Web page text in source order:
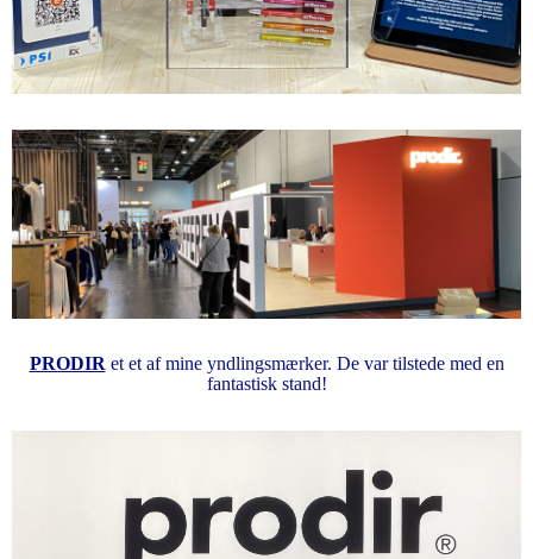
PRODIR et et af mine yndlingsmærker. De var tilstede med en
fantastisk stand!